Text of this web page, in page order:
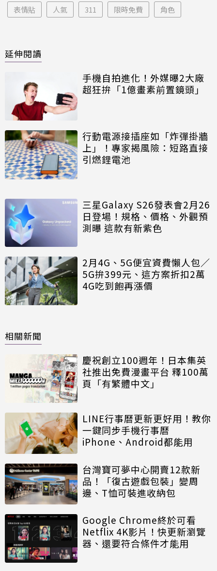
表情貼 人氣 311 限時免費 角色
延伸閱讀
手機自拍進化！外媒曝2大廠
超狂拚「1億畫素前置鏡頭」
行動電源接插座如「炸彈掛牆
上」！專家揭風險：短路直接
引燃鋰電池
三星Galaxy S26發表會2月26
日登場！規格、價格、外觀預
測曝 這款有新紫色
2月4G、5G便宜資費懶人包／
5G拚399元、這方案折扣2萬
4G吃到飽再漲價
相關新聞
慶祝創立100週年！日本集英
社推出免費漫畫平台 釋100萬
頁「有繁體中文」
LINE行事曆更新更好用！教你
一鍵同步手機行事曆
iPhone、Android都能用
台灣寶可夢中心開賣12款新
品！「復古遊戲包裝」變周
邊、T恤可裝進收納包
Google Chrome終於可看
Netflix 4K影片！快更新瀏覽
器、還要符合條件才能用